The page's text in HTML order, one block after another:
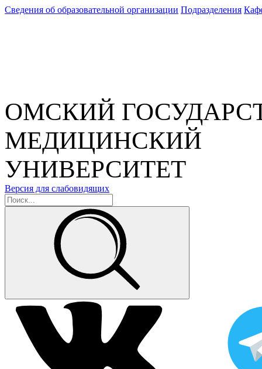
Сведения об образовательной организации Подразделения
ОМСКИЙ
МЕДИЦИНСКИЙ
УНИВЕРСИТЕТ
Версия для слабовидящих